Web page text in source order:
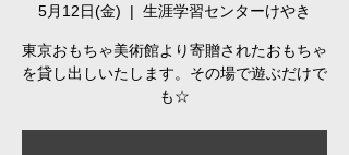
5月12日(金)
  |
生涯学習センターけやき
東京おもちゃ美術館より寄贈されたおもちゃ
を貸し出しいたします。その場で遊ぶだけで
も☆